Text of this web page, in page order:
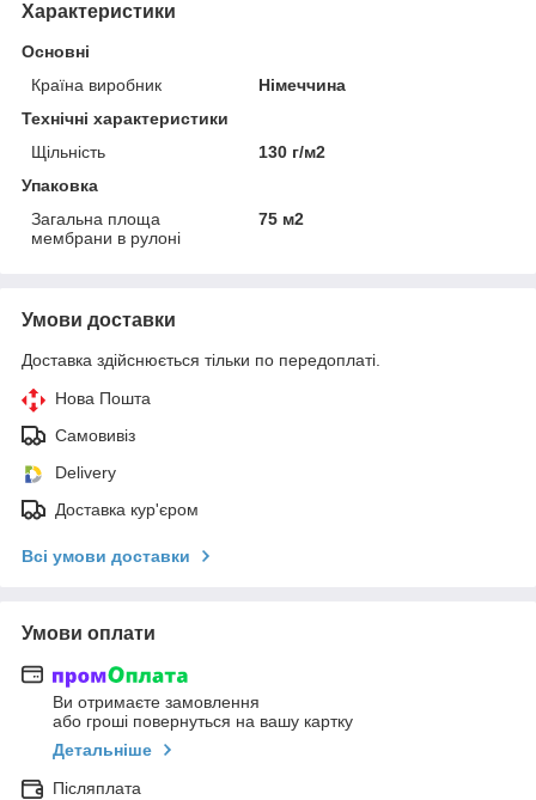
Характеристики
Основні
Країна виробник
Німеччина
Технічні характеристики
Щільність
130 г/м2
Упаковка
Загальна площа
мембрани в рулоні
75 м2
Умови доставки
Доставка здійснюється тільки по передоплаті.
Нова Пошта
Самовивіз
Delivery
Доставка кур'єром
Всі умови доставки
Умови оплати
Ви отримаєте замовлення
або гроші повернуться на вашу картку
Детальніше
Післяплата